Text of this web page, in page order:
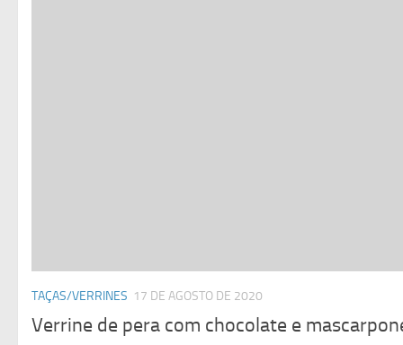
TAÇAS/VERRINES 17 DE AGOSTO DE 2020
Verrine de pera com chocolate e